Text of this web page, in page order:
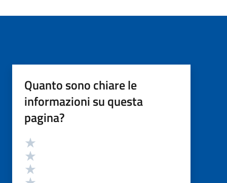
Quanto sono chiare le
informazioni su questa
pagina?
Valutazione